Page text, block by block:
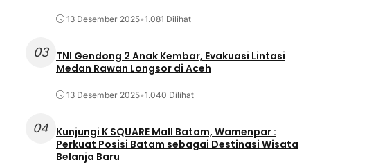
13 Desember 2025•1.081 Dilihat
03
TNI Gendong 2 Anak Kembar, Evakuasi Lintasi
Medan Rawan Longsor di Aceh
13 Desember 2025•1.040 Dilihat
04 Kunjungi K SQUARE Mall Batam, Wamenpar :
Perkuat Posisi Batam sebagai Destinasi Wisata
Belanja Baru